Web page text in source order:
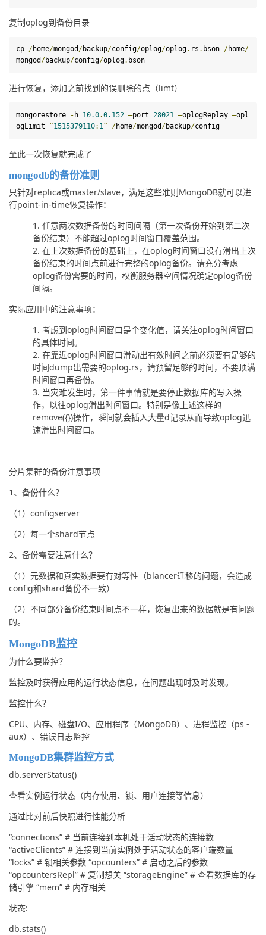
复制oplog到备份目录
cp /home/mongod /backup/config/oplog/oplog. rs . bson /home/
mongod /backup/config/oplog. bson
进行恢复，添加之前找到的误删除的点（limt）
mongorestore - h 10.0.0.152 –port 28021 –oplogReplay –opl
ogLimit “1515379110: 1” /home/mongod /backup/config
至此一次恢复就完成了
mongodb的备份准则
只针对replica或master/slave，满足这些准则MongoDB就可以进
行point-in-time恢复操作：
任意两次数据备份的时间间隔（第一次备份开始到第二次
备份结束）不能超过oplog时间窗口覆盖范围。
在上次数据备份的基础上，在oplog时间窗口没有滑出上次
备份结束的时间点前进行完整的oplog备份。请充分考虑
oplog备份需要的时间，权衡服务器空间情况确定oplog备份
间隔。
实际应用中的注意事项：
考虑到oplog时间窗口是个变化值，请关注oplog时间窗口
的具体时间。
在靠近oplog时间窗口滑动出有效时间之前必须要有足够的
时间dump出需要的oplog.rs，请预留足够的时间，不要顶满
时间窗口再备份。
当灾难发生时，第一件事情就是要停止数据库的写入操
作，以往oplog滑出时间窗口。特别是像上述这样的
remove({})操作，瞬间就会插入大量d记录从而导致oplog迅
速滑出时间窗口。
分片集群的备份注意事项
1、备份什么？
（1）configserver
（2）每一个shard节点
2、备份需要注意什么？
（1）元数据和真实数据要有对等性（blancer迁移的问题，会造成
config和shard备份不一致）
（2）不同部分备份结束时间点不一样，恢复出来的数据就是有问题
的。
MongoDB监控
为什么要监控？
监控及时获得应用的运行状态信息，在问题出现时及时发现。
监控什么？
CPU、内存、磁盘I/O、应用程序（MongoDB）、进程监控（ps -
aux）、错误日志监控
MongoDB集群监控方式
db.serverStatus()
查看实例运行状态（内存使用、锁、用户连接等信息）
通过比对前后快照进行性能分析
“connections” # 当前连接到本机处于活动状态的连接数
“activeClients” # 连接到当前实例处于活动状态的客户端数量
“locks” # 锁相关参数 “opcounters” # 启动之后的参数
“opcountersRepl” # 复制想关 “storageEngine” # 查看数据库的存
储引擎 “mem” # 内存相关
状态:
db.stats()